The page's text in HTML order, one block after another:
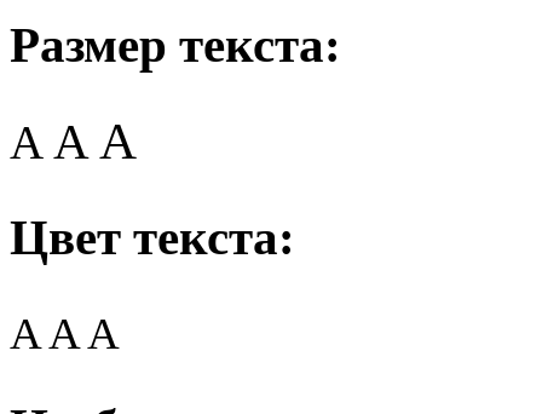
Размер текста:
A AA
Цвет текста:
AAA